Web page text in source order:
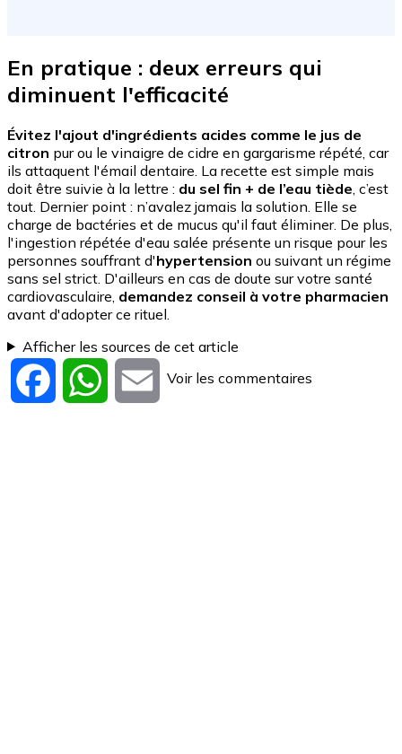
En pratique : deux erreurs qui
diminuent l'efficacité
Évitez l'ajout d'ingrédients acides comme le jus de
citron pur ou le vinaigre de cidre en gargarisme répété, car
ils attaquent l'émail dentaire. La recette est simple mais
doit être suivie à la lettre : du sel fin + de l’eau tiède , c’est
tout. Dernier point : n’avalez jamais la solution. Elle se
charge de bactéries et de mucus qu'il faut éliminer. De plus,
l'ingestion répétée d'eau salée présente un risque pour les
personnes souffrant d'hypertension ou suivant un régime
sans sel strict. D'ailleurs en cas de doute sur votre santé
cardiovasculaire, demandez conseil à votre pharmacien
avant d'adopter ce rituel.
Afficher les sources de cet article
Facebook WhatsApp
Email
Voir les commentaires